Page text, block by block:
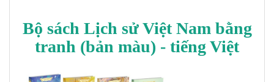
Bộ sách Lịch sử Việt Nam bằng
tranh (bản màu) - tiếng Việt